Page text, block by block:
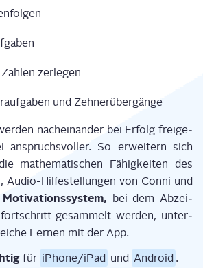
zerlegen
und Zehnerübergänge
nach­ein­an­der bei Erfolg frei­ge­
anspruchs­vol­ler. So erwei­tern sich
mathe­ma­ti­schen Fähig­kei­ten des
Audio-Hil­fe­stel­lun­gen von Con­ni und
bei dem Abzei­
gesam­melt wer­den, unter­
Ler­nen mit der App.
für iPhone/iPad und Android .